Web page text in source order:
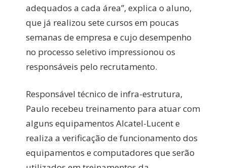
adequados a cada área”, explica o aluno,
que já realizou sete cursos em poucas
semanas de empresa e cujo desempenho
no processo seletivo impressionou os
responsáveis pelo recrutamento.
Responsável técnico de infra-estrutura,
Paulo recebeu treinamento para atuar com
alguns equipamentos Alcatel-Lucent e
realiza a verificação de funcionamento dos
equipamentos e computadores que serão